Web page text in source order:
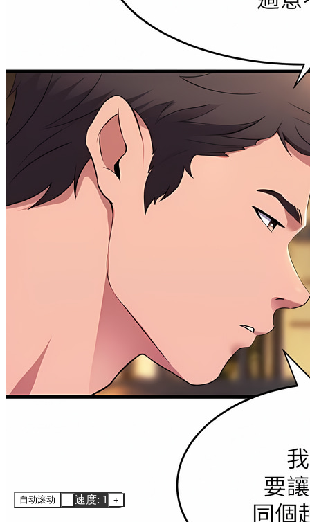
自动滚动 - 速度: 1 +